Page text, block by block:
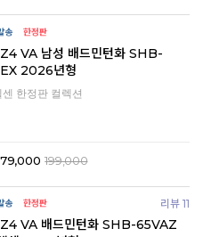
VA 남성 배드민턴화 SHB-
2026년형
한정판 컬렉션
199,000
리뷰 11
VA 배드민턴화 SHB-65VAZ